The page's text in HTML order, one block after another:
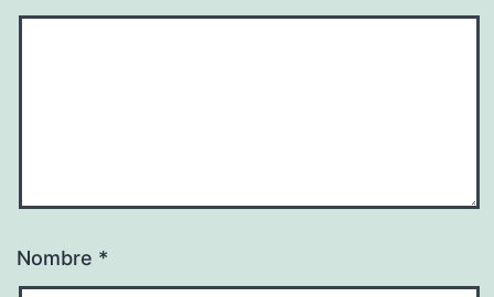
Nombre *